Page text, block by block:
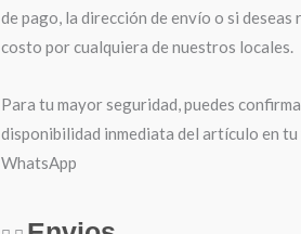
de pago, la dirección de envío o si
costo por cualquiera de nuestros locales.
Para tu mayor seguridad, puedes
disponibilidad inmediata del artículo en
WhatsApp